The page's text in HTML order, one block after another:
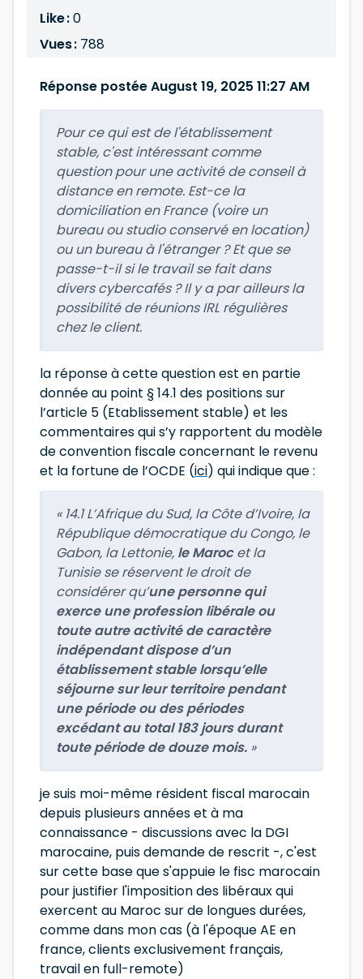
Like :0
Vues : 788
Réponse postée August 19, 2025 11:27 AM
Pour ce qui est de l'établissement
stable, c'est intéressant comme
question pour une activité de conseil à
distance en remote. Est-ce la
domiciliation en France (voire un
bureau ou studio conservé en location)
ou un bureau à l'étranger ? Et que se
passe-t-il si le travail se fait dans
divers cybercafés ? Il y a par ailleurs la
possibilité de réunions IRL régulières
chez le client.
la réponse à cette question est en partie
donnée au point § 14.1 des positions sur
l’article 5 (Etablissement stable) et les
commentaires qui s’y rapportent du modèle
de convention fiscale concernant le revenu
et la fortune de l’OCDE (ici) qui indique que :
« 14.1 L’Afrique du Sud, la Côte d’Ivoire, la
République démocratique du Congo, le
Gabon, la Lettonie, le Marocet la
Tunisie se réservent le droit de
considérer qu’une personne qui
exerce une profession libérale ou
toute autre activité de caractère
indépendant dispose d’un
établissement stable lorsqu’elle
séjourne sur leur territoire pendant
une période ou des périodes
excédant au total 183 jours durant
toute période de douze mois. »
je suis moi-même résident fiscal marocain
depuis plusieurs années et à ma
connaissance - discussions avec la DGI
marocaine, puis demande de rescrit -, c'est
sur cette base que s'appuie le fisc marocain
pour justifier l'imposition des libéraux qui
exercent au Maroc sur de longues durées,
comme dans mon cas (à l'époque AE en
france, clients exclusivement français,
travail en full-remote)